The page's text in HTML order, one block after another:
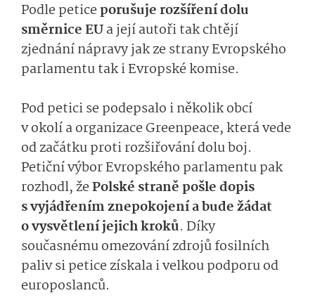
Podle peticeporušuje rozšíření dolu
směrnice EUa její autoři tak chtějí
zjednání nápravy jak ze strany Evropského
parlamentu tak i Evropské komise.
Pod petici se podepsalo i několik obcí
v okolí a organizace Greenpeace, která vede
od začátku proti rozšiřování dolu boj.
Petiční výbor Evropského parlamentu pak
rozhodl, žePolské straně pošle dopis
s vyjádřením znepokojení a bude žádat
o vysvětlení jejich kroků. Díky
současnému omezování zdrojů fosilních
paliv si petice získala i velkou podporu od
europoslanců.